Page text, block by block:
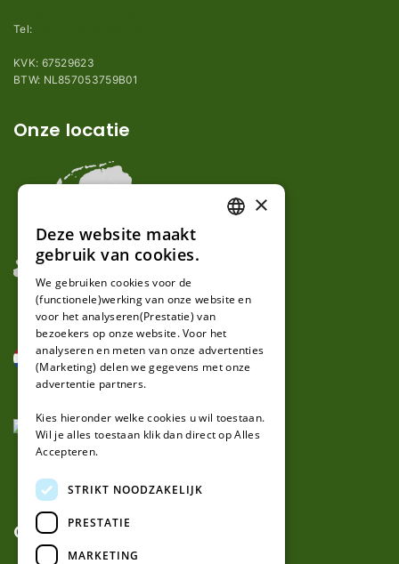
Tel:
KVK: 67529623
BTW: NL857053759B01
Onze locatie
Over ons
GERMAN
×
Deze website maakt
gebruik van cookies.
We gebruiken cookies voor de
(functionele)werking van onze website en
voor het analyseren(Prestatie) van
bezoekers op onze website. Voor het
analyseren en meten van onze advertenties
(Marketing) delen we gegevens met onze
advertentie partners.
Kies hieronder welke cookies u wil toestaan.
Wil je alles toestaan klik dan direct op Alles
Accepteren.
STRIKT NOODZAKELIJK
PRESTATIE
MARKETING